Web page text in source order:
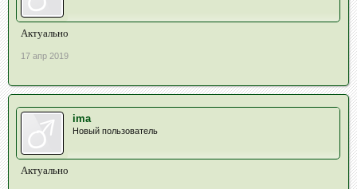
Актуально
17 апр 2019
ima
Новый пользователь
Актуально